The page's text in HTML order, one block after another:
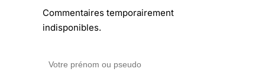
Commentaires temporairement
indisponibles.